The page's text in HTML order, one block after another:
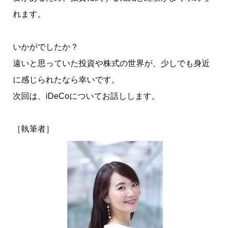
れます。
いかがでしたか？
遠いと思っていた投資や株式の世界が、少しでも身近
に感じられたなら幸いです。
次回は、iDeCoについてお話しします。
［執筆者］